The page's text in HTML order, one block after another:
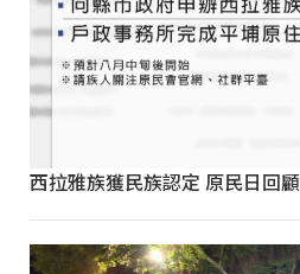
西拉雅族獲民族認定 原民日回